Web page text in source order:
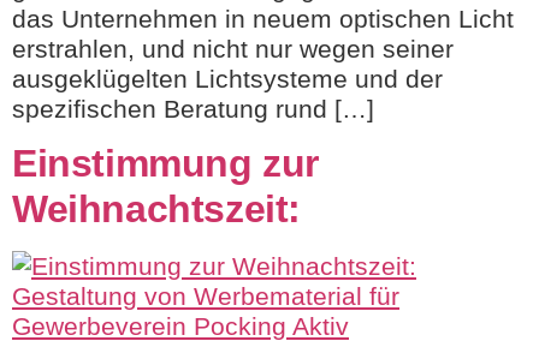
das Unternehmen in neuem optischen Licht
erstrahlen, und nicht nur wegen seiner
ausgeklügelten Lichtsysteme und der
spezifischen Beratung rund […]
Einstimmung zur
Weihnachtszeit: